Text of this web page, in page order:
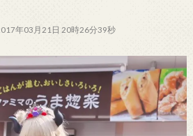
年03月21日 20時26分39秒